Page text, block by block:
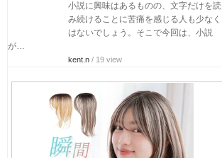
小説に興味はあるものの、文字だけを読
み続けることに苦痛を感じる人も少なく
はないでしょう。そこで今回は、小説
が…
kent.n / 19 view